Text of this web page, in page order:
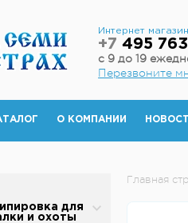
Интернет магазин
+7 495
с 9 до 19
Перезвоните
О КОМПАНИИ
для
и охоты
Главная